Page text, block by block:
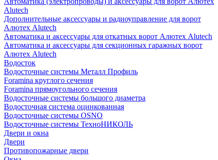
Alutech
Дополнительные аксессуары и радиоуправление для ворот
Алютех Alutech
Автоматика и аксессуары для откатных ворот Алютех Alutech
Автоматика и аксессуары для секционных гаражных ворот
Алютех Alutech
Водосток
Водосточные системы Металл Профиль
Foramina круглого сечения
Foramina прямоугольного сечения
Водосточные системы большого диаметра
Водосточная система оцинкованная
Водосточные системы OSNO
Водосточные системы ТехноНИКОЛЬ
Двери и окна
Двери
Противопожарные двери